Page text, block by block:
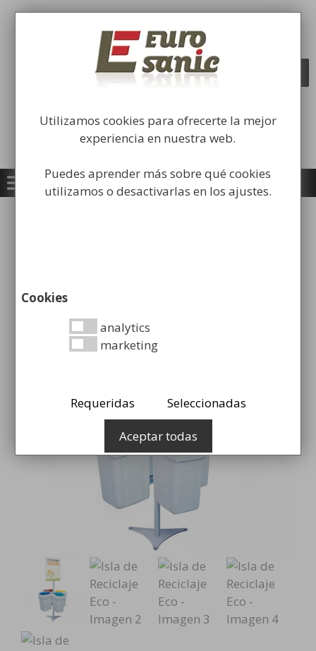
Saltar
Fabricación y comercialización de
equipamiento para la higiene industrial
Búsqueda
de
Utilizamos cookies para ofrecerte la mejor
experiencia en nuestra web.
Puedes aprender más sobre qué cookies
utilizamos o desactivarlas en los ajustes.
Cookies
analytics
marketing
Requeridas Seleccionadas
Aceptar todas